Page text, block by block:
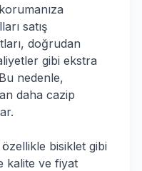
satış
doğrudan
gibi ekstra
nedenle,
daha cazip
bisiklet gibi
kalite ve fiyat